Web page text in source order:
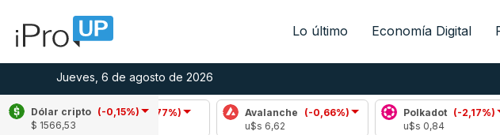
Lo último Economía Digital
Jueves, 6 de agosto de 2026
Dólar cripto (-0,15%)
$ 1566,53
Cardano (-0,77%)
u$s 0,19
Avalanche (-0,66%)
Polkadot
(-2,17%)